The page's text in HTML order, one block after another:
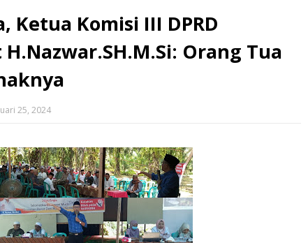
Ketua Komisi III DPRD
Orang Tua
25, 2024